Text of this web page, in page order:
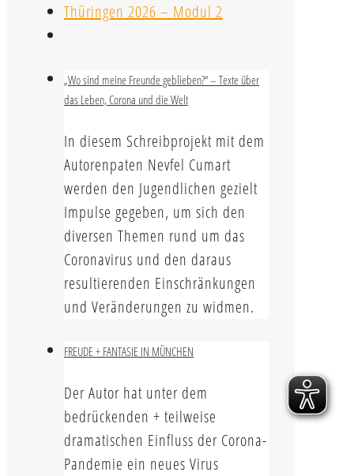
Thüringen 2026 – Modul 2
„Wo sind meine Freunde geblieben?“ – Texte über
das Leben, Corona und die Welt
In diesem Schreibprojekt mit dem
Autorenpaten Nevfel Cumart
werden den Jugendlichen gezielt
Impulse gegeben, um sich den
diversen Themen rund um das
Coronavirus und den daraus
resultierenden Einschränkungen
und Veränderungen zu widmen.
FREUDE + FANTASIE IN MÜNCHEN
Der Autor hat unter dem
bedrückenden + teilweise
dramatischen Einfluss der Corona-
Pandemie ein neues Virus